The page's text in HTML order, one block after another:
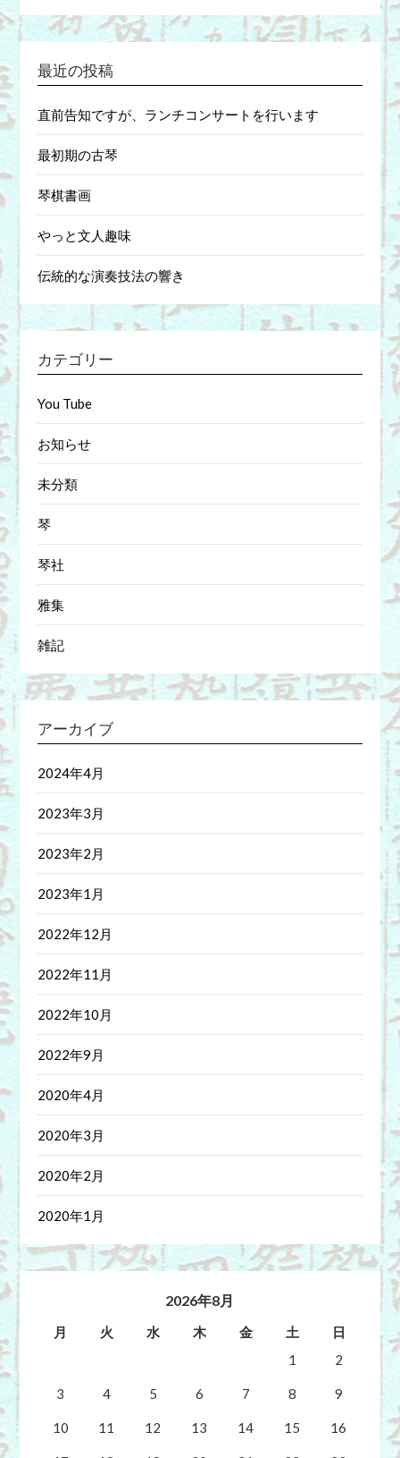
最近の投稿
直前告知ですが、ランチコンサートを行います
最初期の古琴
琴棋書画
やっと文人趣味
伝統的な演奏技法の響き
カテゴリー
You Tube
お知らせ
未分類
琴
琴社
雅集
雑記
アーカイブ
2024年4月
2023年3月
2023年2月
2023年1月
2022年12月
2022年11月
2022年10月
2022年9月
2020年4月
2020年3月
2020年2月
2020年1月
2026年8月
月 火 水 木 金 土
日
1
2
3 4 5 6 7 8 9
10 11 12 13 14 15 16